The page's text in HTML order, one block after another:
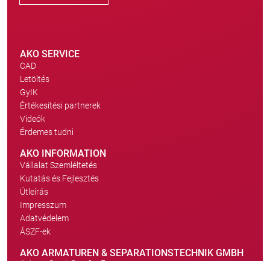
AKO SERVICE
CAD
Letöltés
GyIK
Értékesítési partnerek
Videók
Érdemes tudni
AKO INFORMATION
Vállalat Szemléltetés
Kutatás és Fejlesztés
Útleírás
Impresszum
Adatvédelem
ÁSZF-ek
AKO ARMATUREN & SEPARATIONSTECHNIK GMBH